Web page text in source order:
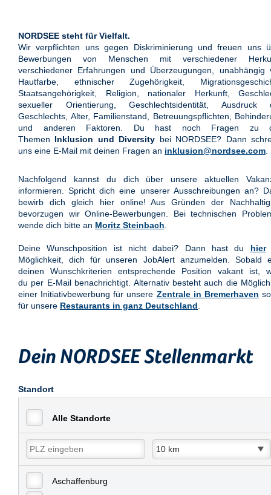
NORDSEE steht für Vielfalt.
Wir verpflichten uns gegen Diskriminierung und freuen uns
Bewerbungen von Menschen mit verschiedener
verschiedener Erfahrungen und Überzeugungen, unabhängig
Hautfarbe, ethnischer Zugehörigkeit,
Staatsangehörigkeit, Religion, nationaler Herkunft,
sexueller Orientierung, Geschlechtsidentität, Ausdruck
Geschlechts, Alter, Familienstand, Betreuungspflichten,
und anderen Faktoren. Du hast noch Fragen zu
Themen Inklusion und Diversity bei NORDSEE? Dann
uns eine E-Mail mit deinen Fragen an inklusion@nordsee.com
Nachfolgend kannst du dich über unsere aktuellen
informieren. Spricht dich eine unserer Ausschreibungen an?
bewirb dich gleich hier online! Aus Gründen der
bevorzugen wir Online-Bewerbungen. Bei technischen
wende dich bitte an Moritz Steinbach
Deine Wunschposition ist nicht dabei? Dann hast du hier
Möglichkeit, dich für unseren JobAlert anzumelden. Sobald
deinen Wunschkriterien entsprechende Position vakant ist,
du per E-Mail benachrichtigt. Alternativ besteht auch die
einer Initiativbewerbung für unsere Zentrale in Bremerhaven
für unsere Restaurants in ganz Deutschland
Dein NORDSEE Stellenmarkt
Standort
Alle Standorte
Aschaffenburg